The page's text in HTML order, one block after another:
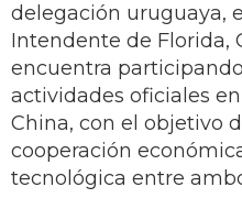
delegación uruguaya,
Intendente de Florida,
encuentra
actividades oficiales
China, con el objetivo
cooperación
tecnológica entre